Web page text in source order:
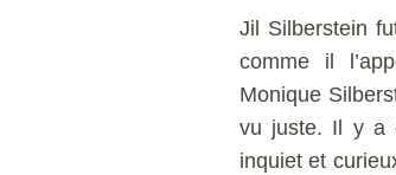
Jil Silberstein
comme il
Monique
vu juste. Il y a
inquiet et